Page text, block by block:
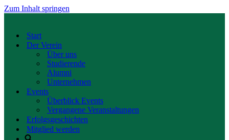
Zum Inhalt springen
Start
Der Verein
Über uns
Studierende
Alumni
Unternehmen
Events
Überblick Events
Vergangene Veranstaltungen
Erfolgsgeschichten
Mitglied werden